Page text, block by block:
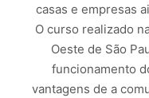
casas e empresas
O curso realizado
Oeste de São
funcionamento
vantagens de a